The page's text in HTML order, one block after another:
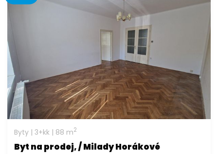
Byty | 3+kk | 88 m2
Byt na prodej, / Milady Horákové